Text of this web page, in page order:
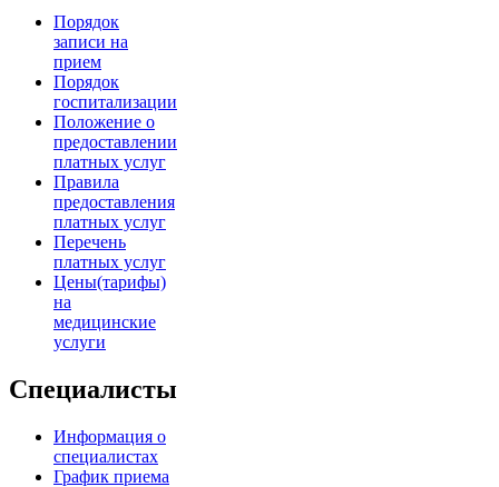
Порядок
записи на
прием
Порядок
госпитализации
Положение о
предоставлении
платных услуг
Правила
предоставления
платных услуг
Перечень
платных услуг
Цены(тарифы)
на
медицинские
услуги
Специалисты
Информация о
специалистах
График приема